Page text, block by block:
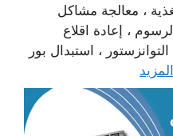
، معالجة مشاكل
، إعادة اقلاع
، استبدال بور